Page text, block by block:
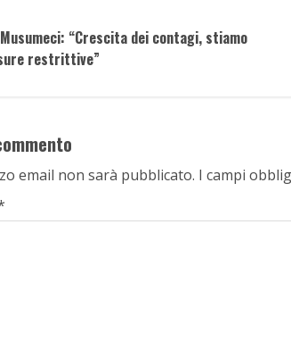
“Crescita dei contagi, stiamo
restrittive”
email non sarà pubblicato. I campi